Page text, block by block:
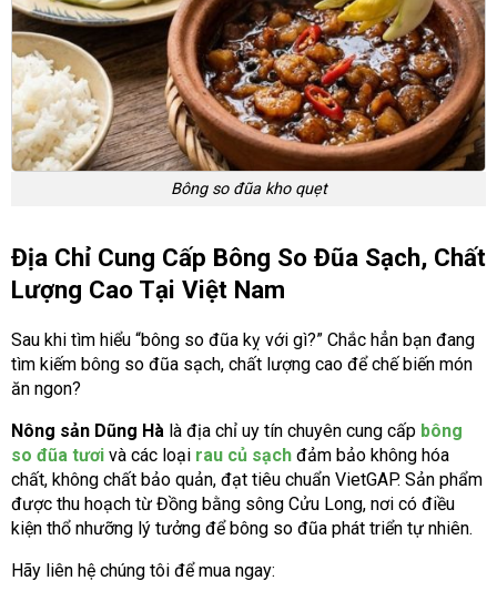
Bông so đũa kho quẹt
Địa Chỉ Cung Cấp Bông So Đũa Sạch, Chất
Lượng Cao Tại Việt Nam
Sau khi tìm hiểu “bông so đũa kỵ với gì?” Chắc hẳn bạn đang
tìm kiếm bông so đũa sạch, chất lượng cao để chế biến món
ăn ngon?
Nông sản Dũng Hà là địa chỉ uy tín chuyên cung cấp bông
so đũa tươi và các loại rau củ sạch đảm bảo không hóa
chất, không chất bảo quản, đạt tiêu chuẩn VietGAP. Sản phẩm
được thu hoạch từ Đồng bằng sông Cửu Long, nơi có điều
kiện thổ nhưỡng lý tưởng để bông so đũa phát triển tự nhiên.
Hãy liên hệ chúng tôi để mua ngay: